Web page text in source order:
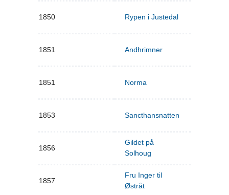
1850 Rypen i Justedal
1851 Andhrimner
1851 Norma
1853 Sancthansnatten
1856
Gildet på
Solhoug
1857
Fru Inger til
Østråt